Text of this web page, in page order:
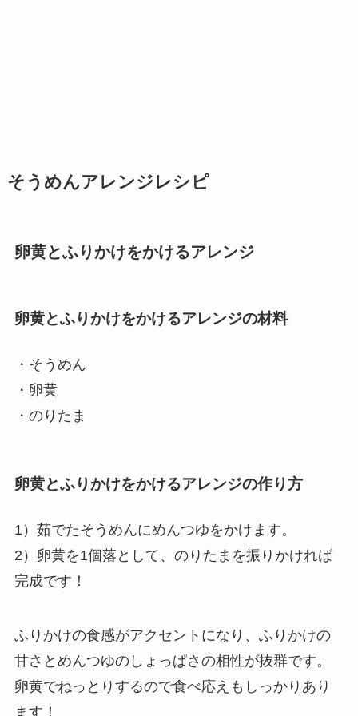
そうめんアレンジレシピ
卵黄とふりかけをかけるアレンジ
卵黄とふりかけをかけるアレンジの材料
・そうめん
・卵黄
・のりたま
卵黄とふりかけをかけるアレンジの作り方
1）茹でたそうめんにめんつゆをかけます。
2）卵黄を1個落として、のりたまを振りかければ
完成です！
ふりかけの食感がアクセントになり、ふりかけの
甘さとめんつゆのしょっぱさの相性が抜群です。
卵黄でねっとりするので食べ応えもしっかりあり
ます！